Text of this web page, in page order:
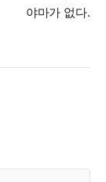
야마가 없다.